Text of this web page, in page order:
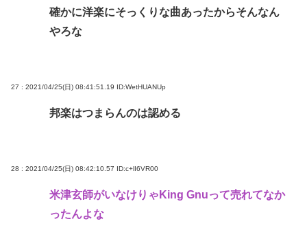
確かに洋楽にそっくりな曲あったからそんなん
やろな
27 : 2021/04/25(日) 08:41:51.19 ID:WetHUANUp
邦楽はつまらんのは認める
28 : 2021/04/25(日) 08:42:10.57 ID:c+lI6VR00
米津玄師がいなけりゃKing Gnuって売れてなか
ったんよな